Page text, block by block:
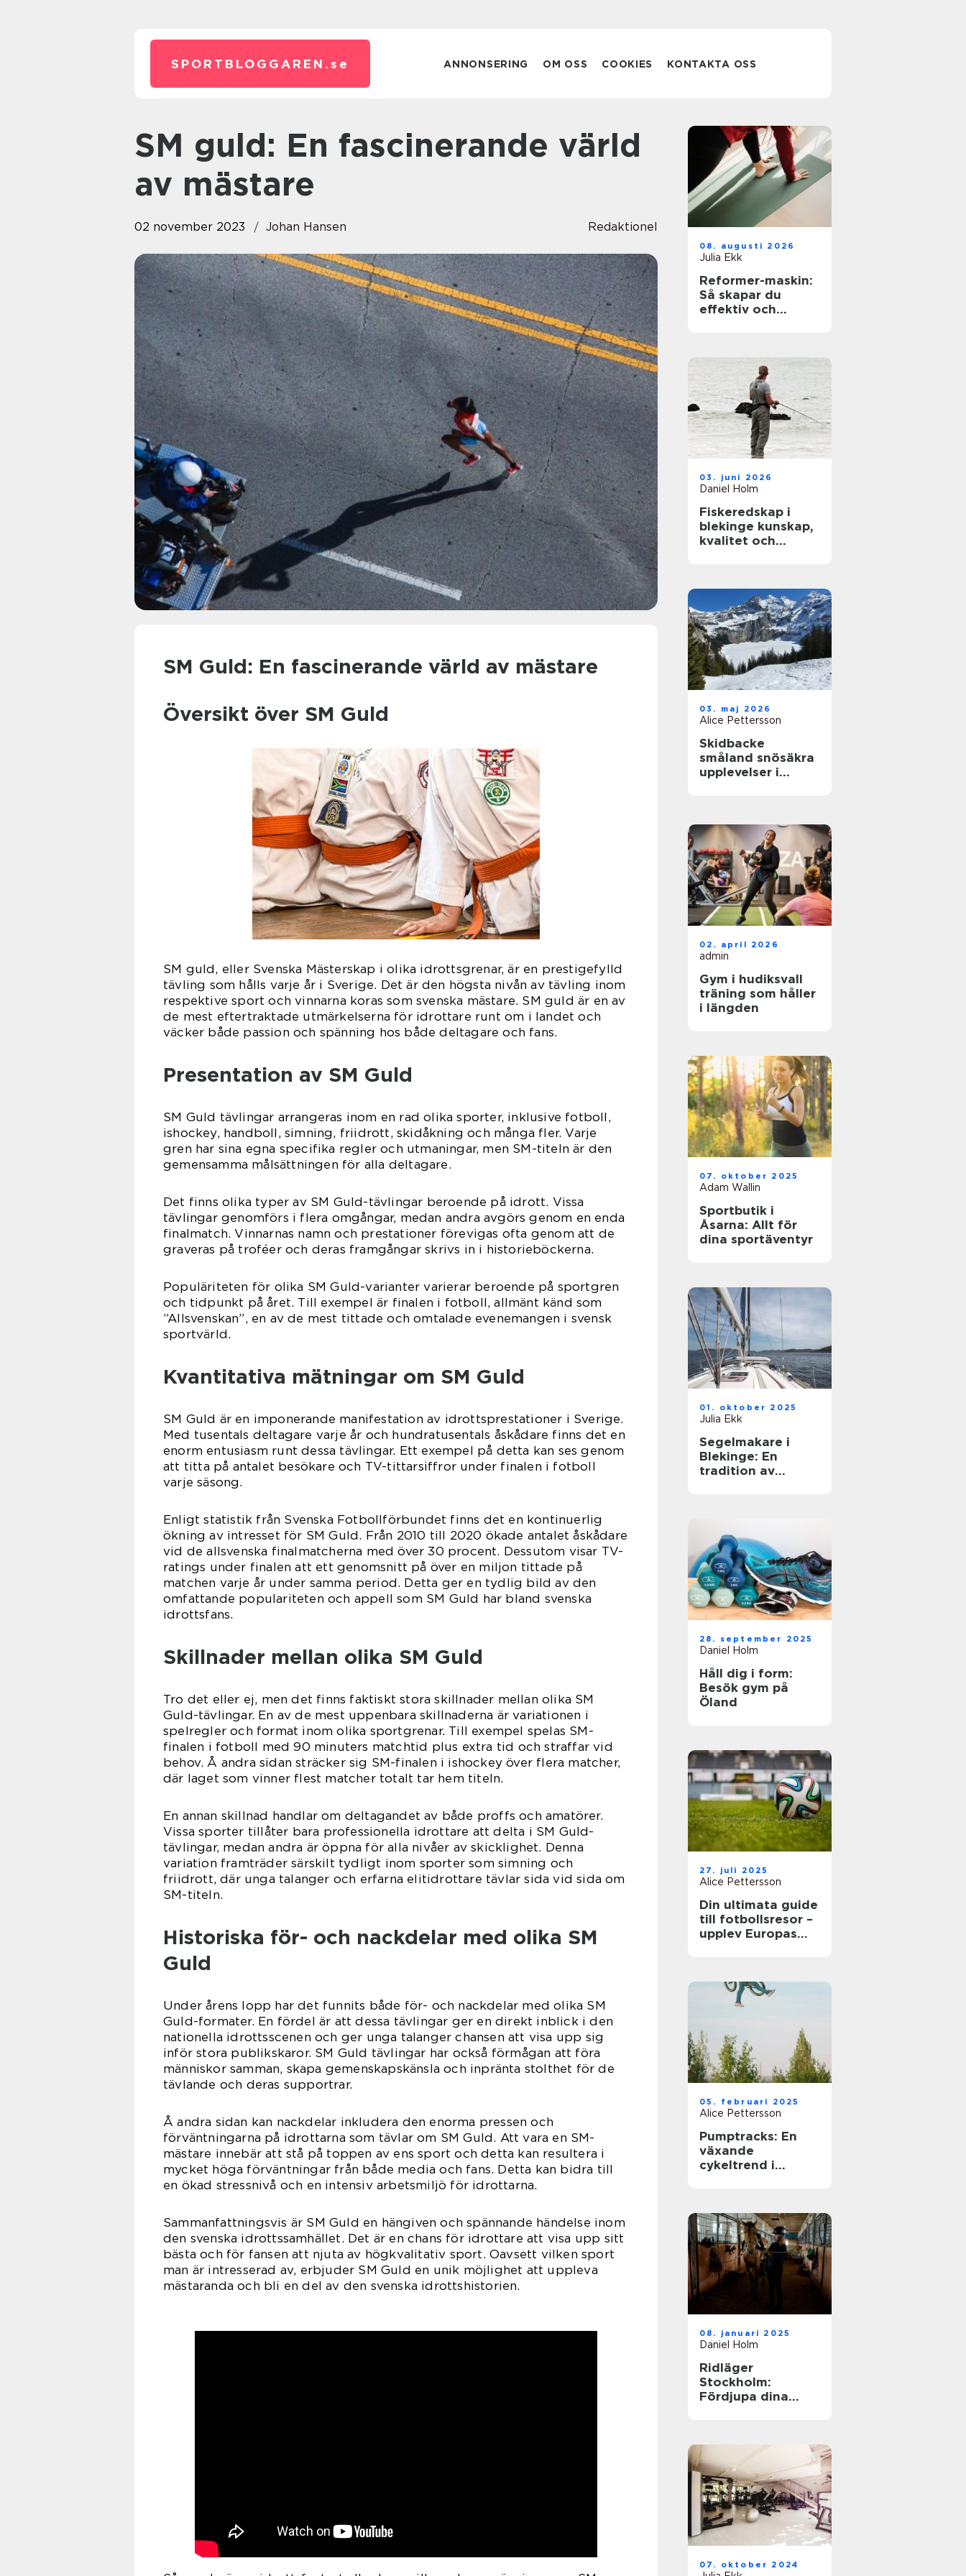
SPORTBLOGGAREN. se ANNONSERING OM OSS COOKIES KONTAKTA OSS
SM guld: En fascinerande värld
av mästare
02 november 2023 Johan Hansen Redaktionel
SM Guld: En fascinerande värld av mästare
Översikt över SM Guld
SM guld, eller Svenska Mästerskap i olika idrottsgrenar, är en prestigefylld
tävling som hålls varje år i Sverige. Det är den högsta nivån av tävling inom
respektive sport och vinnarna koras som svenska mästare. SM guld är en av
de mest eftertraktade utmärkelserna för idrottare runt om i landet och
väcker både passion och spänning hos både deltagare och fans.
Presentation av SM Guld
SM Guld tävlingar arrangeras inom en rad olika sporter, inklusive fotboll,
ishockey, handboll, simning, friidrott, skidåkning och många fler. Varje
gren har sina egna specifika regler och utmaningar, men SM-titeln är den
gemensamma målsättningen för alla deltagare.
Det finns olika typer av SM Guld-tävlingar beroende på idrott. Vissa
tävlingar genomförs i flera omgångar, medan andra avgörs genom en enda
finalmatch. Vinnarnas namn och prestationer förevigas ofta genom att de
graveras på troféer och deras framgångar skrivs in i historieböckerna.
Populäriteten för olika SM Guld-varianter varierar beroende på sportgren
och tidpunkt på året. Till exempel är finalen i fotboll, allmänt känd som
”Allsvenskan”, en av de mest tittade och omtalade evenemangen i svensk
sportvärld.
Kvantitativa mätningar om SM Guld
SM Guld är en imponerande manifestation av idrottsprestationer i Sverige.
Med tusentals deltagare varje år och hundratusentals åskådare finns det en
enorm entusiasm runt dessa tävlingar. Ett exempel på detta kan ses genom
att titta på antalet besökare och TV-tittarsiffror under finalen i fotboll
varje säsong.
Enligt statistik från Svenska Fotbollförbundet finns det en kontinuerlig
ökning av intresset för SM Guld. Från 2010 till 2020 ökade antalet åskådare
vid de allsvenska finalmatcherna med över 30 procent. Dessutom visar TV-
ratings under finalen att ett genomsnitt på över en miljon tittade på
matchen varje år under samma period. Detta ger en tydlig bild av den
omfattande populariteten och appell som SM Guld har bland svenska
idrottsfans.
Skillnader mellan olika SM Guld
Tro det eller ej, men det finns faktiskt stora skillnader mellan olika SM
Guld-tävlingar. En av de mest uppenbara skillnaderna är variationen i
spelregler och format inom olika sportgrenar. Till exempel spelas SM-
finalen i fotboll med 90 minuters matchtid plus extra tid och straffar vid
behov. Å andra sidan sträcker sig SM-finalen i ishockey över flera matcher,
där laget som vinner flest matcher totalt tar hem titeln.
En annan skillnad handlar om deltagandet av både proffs och amatörer.
Vissa sporter tillåter bara professionella idrottare att delta i SM Guld-
tävlingar, medan andra är öppna för alla nivåer av skicklighet. Denna
variation framträder särskilt tydligt inom sporter som simning och
friidrott, där unga talanger och erfarna elitidrottare tävlar sida vid sida om
SM-titeln.
Historiska för- och nackdelar med olika SM
Guld
Under årens lopp har det funnits både för- och nackdelar med olika SM
Guld-formater. En fördel är att dessa tävlingar ger en direkt inblick i den
nationella idrottsscenen och ger unga talanger chansen att visa upp sig
inför stora publikskaror. SM Guld tävlingar har också förmågan att föra
människor samman, skapa gemenskapskänsla och inpränta stolthet för de
tävlande och deras supportrar.
Å andra sidan kan nackdelar inkludera den enorma pressen och
förväntningarna på idrottarna som tävlar om SM Guld. Att vara en SM-
mästare innebär att stå på toppen av ens sport och detta kan resultera i
mycket höga förväntningar från både media och fans. Detta kan bidra till
en ökad stressnivå och en intensiv arbetsmiljö för idrottarna.
Sammanfattningsvis är SM Guld en hängiven och spännande händelse inom
den svenska idrottssamhället. Det är en chans för idrottare att visa upp sitt
bästa och för fansen att njuta av högkvalitativ sport. Oavsett vilken sport
man är intresserad av, erbjuder SM Guld en unik möjlighet att uppleva
mästaranda och bli en del av den svenska idrottshistorien.
08. augusti 2026
Julia Ekk
Reformer-maskin:
Så skapar du
effektiv och
03. juni 2026
Daniel Holm
Fiskeredskap i
blekinge kunskap,
kvalitet och
03. maj 2026
Alice Pettersson
Skidbacke
småland snösäkra
upplevelser i
02. april 2026
admin
Gym i hudiksvall
träning som håller
i längden
07. oktober 2025
Adam Wallin
Sportbutik i
Åsarna: Allt för
dina sportäventyr
01. oktober 2025
Julia Ekk
Segelmakare i
Blekinge: En
tradition av
28. september 2025
Daniel Holm
Håll dig i form:
Besök gym på
Öland
27. juli 2025
Alice Pettersson
Din ultimata guide
till fotbollsresor –
upplev Europas
05. februari 2025
Alice Pettersson
Pumptracks: En
växande
cykeltrend i
08. januari 2025
Daniel Holm
Ridläger
Stockholm:
Fördjupa dina
07. oktober 2024